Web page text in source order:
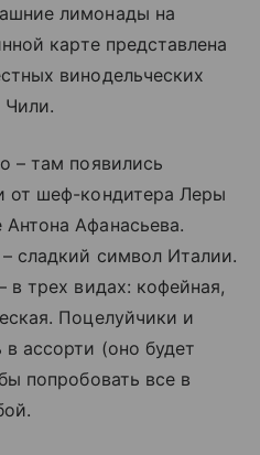
лимонады на
карте представлена
винодельческих
Чили.
– там появились
от шеф-кондитера Леры
Афанасьева.
сладкий символ Италии.
в трех видах: кофейная,
Поцелуйчики и
ассорти (оно будет
попробовать все в